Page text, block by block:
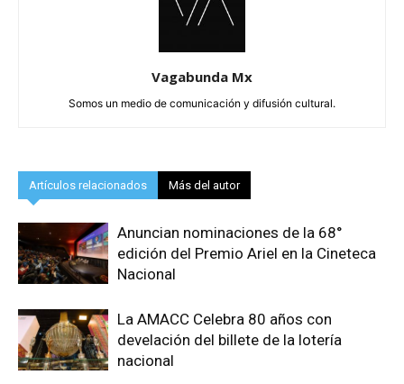
Vagabunda Mx
Somos un medio de comunicación y difusión cultural.
Artículos relacionados Más del autor
Anuncian nominaciones de la 68°
edición del Premio Ariel en la Cineteca
Nacional
La AMACC Celebra 80 años con
develación del billete de la lotería
nacional